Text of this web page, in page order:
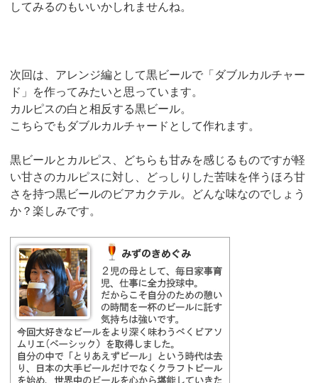
してみるのもいいかしれませんね。
次回は、アレンジ編として黒ビールで「ダブルカルチャー
ド」を作ってみたいと思っています。
カルピスの白と相反する黒ビール。
こちらでもダブルカルチャードとして作れます。
黒ビールとカルピス、どちらも甘みを感じるものですが軽
い甘さのカルピスに対し、どっしりした苦味を伴うほろ甘
さを持つ黒ビールのビアカクテル。どんな味なのでしょう
か？楽しみです。